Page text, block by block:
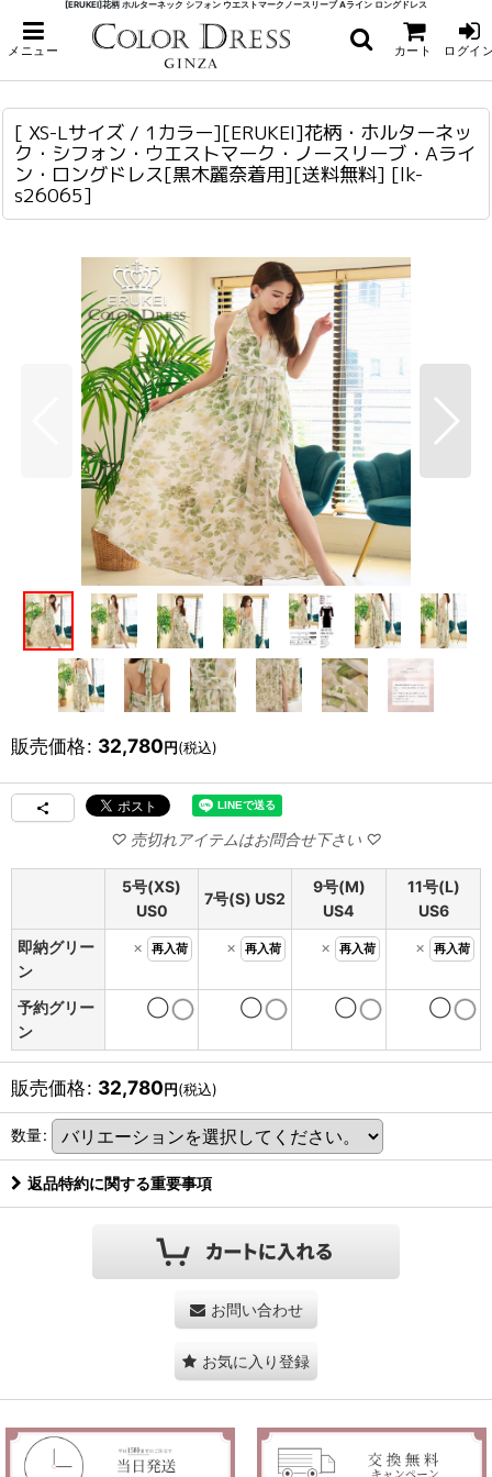
[ERUKEI]花柄 ホルターネック シフォン ウエストマークノースリーブ Aライン ロングドレス
メニュー カート ログイ
ホーム
ロング・マキシ
> [ XS-Lサイズ / 1カラー][ERUKEI]花柄・ホルターネック・シフォン・ウエスト
マーク・ノースリーブ・Aライン・ロングドレス[黒木麗奈着用][送料無料]
[ XS-Lサイズ / 1カラー][ERUKEI]花柄・ホルターネッ
ク・シフォン・ウエストマーク・ノースリーブ・Aライ
ン・ロングドレス[黒木麗奈着用][送料無料] [lk-
s26065]
販売価格: 32,780円(税込)
5号(XS)
US0
7号(S) US2
9号(M)
US4
11号(L)
US6
即納グリー
ン
× 再入荷 × 再入荷 × 再入荷 × 再入荷
予約グリー
ン
◯ ◯ ◯ ◯
販売価格: 32,780円(税込)
数量:
返品特約に関する重要事項
お問い合わせ
お気に入り登録